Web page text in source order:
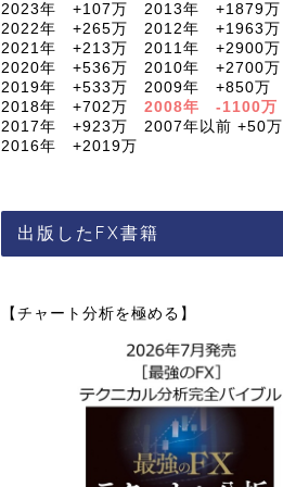
2023年 +107万 2013年 +1879万
2022年 +265万 2012年 +1963万
2021年 +213万 2011年 +2900万
2020年 +536万 2010年 +2700万
2019年 +533万 2009年 +850万
2018年 +702万 2008年 -1100万
2017年 +923万 2007年以前 +50万
2016年 +2019万
出版したFX書籍
【チャート分析を極める】